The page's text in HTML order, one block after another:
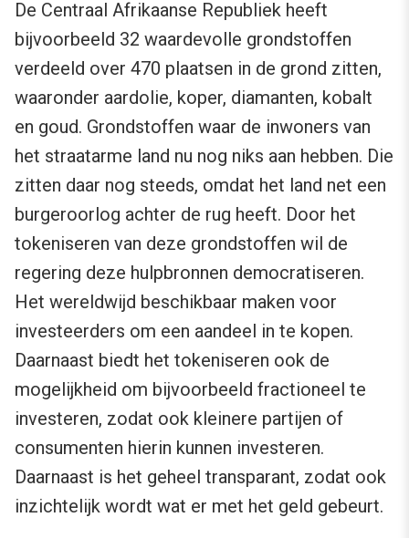
De Centraal Afrikaanse Republiek heeft
bijvoorbeeld 32 waardevolle grondstoffen
verdeeld over 470 plaatsen in de grond zitten,
waaronder aardolie, koper, diamanten, kobalt
en goud. Grondstoffen waar de inwoners van
het straatarme land nu nog niks aan hebben. Die
zitten daar nog steeds, omdat het land net een
burgeroorlog achter de rug heeft. Door het
tokeniseren van deze grondstoffen wil de
regering deze hulpbronnen democratiseren.
Het wereldwijd beschikbaar maken voor
investeerders om een aandeel in te kopen.
Daarnaast biedt het tokeniseren ook de
mogelijkheid om bijvoorbeeld fractioneel te
investeren, zodat ook kleinere partijen of
consumenten hierin kunnen investeren.
Daarnaast is het geheel transparant, zodat ook
inzichtelijk wordt wat er met het geld gebeurt.